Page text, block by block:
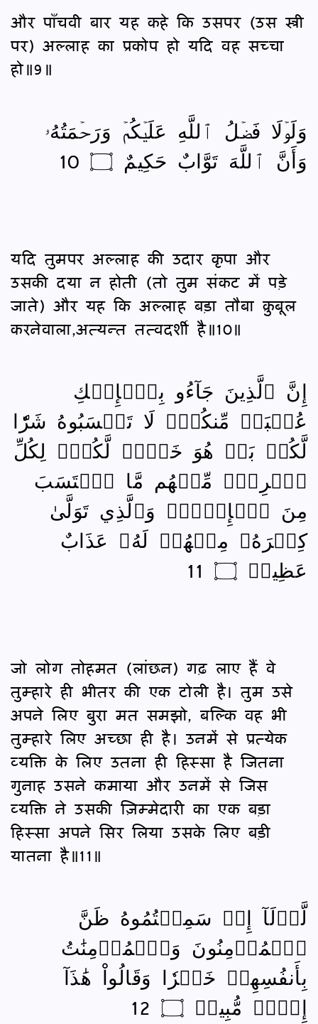
और पाँचवी बार यह कहे कि उसपर (उस स्त्री
पर) अल्लाह का प्रकोप हो यदि वह सच्चा
हो॥9॥
وَلَوۡلَا فَضۡلُ ٱللَّهِ عَلَيۡكُمۡ وَرَحۡمَتُهُۥ
وَأَنَّ ٱللَّهَ تَوَّابٌ حَكِيمٌ ۝ 10
यदि तुमपर अल्लाह की उदार कृपा और
उसकी दया न होती (तो तुम संकट में पड़े
जाते) और यह कि अल्लाह बड़ा तौबा क़ुबूल
करनेवाला,अत्यन्त तत्वदर्शी है॥10॥
إِنَّ ٱلَّذِينَ جَآءُو بِٱلۡإِفۡكِ
عُصۡبَةٞ مِّنكُمۡۚ لَا تَحۡسَبُوهُ شَرّٗا
لَّكُمۖ بَلۡ هُوَ خَيۡرٞ لَّكُمۡۚ لِكُلِّ
ٱمۡرِيٕٖ مِّنۡهُم مَّا ٱكۡتَسَبَ
مِنَ ٱلۡإِثۡمِۚ وَٱلَّذِي تَوَلَّىٰ
كِبۡرَهُۥ مِنۡهُمۡ لَهُۥ عَذَابٌ
عَظِيمٞ ۝ 11
जो लोग तोहमत (लांछन) गढ़ लाए हैं वे
तुम्हारे ही भीतर की एक टोली है। तुम उसे
अपने लिए बुरा मत समझो, बल्कि वह भी
तुम्हारे लिए अच्छा ही है। उनमें से प्रत्येक
व्यक्ति के लिए उतना ही हिस्सा है जितना
गुनाह उसने कमाया और उनमें से जिस
व्यक्ति ने उसकी ज़िम्मेदारी का एक बड़ा
हिस्सा अपने सिर लिया उसके लिए बड़ी
यातना है॥11॥
لَّوۡلَآ إِذۡ سَمِعۡتُمُوهُ ظَنَّ
ٱلۡمُؤۡمِنُونَ وَٱلۡمُؤۡمِنَٰتُ
بِأَنفُسِهِمۡ خَيۡرٗا وَقَالُواْ هَٰذَآ
إِفۡكٞ مُّبِينٞ ۝ 12